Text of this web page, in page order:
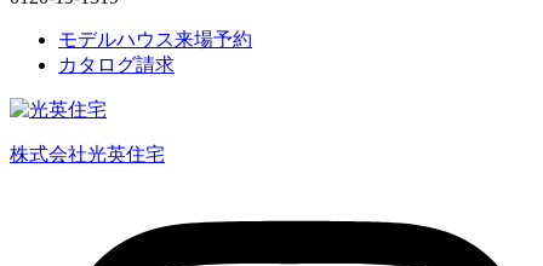
モデルハウス来場予約
カタログ請求
株式会社光英住宅